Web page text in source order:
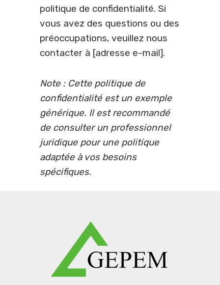
politique de confidentialité. Si
vous avez des questions ou des
préoccupations, veuillez nous
contacter à [adresse e-mail].
Note : Cette politique de
confidentialité est un exemple
générique. Il est recommandé
de consulter un professionnel
juridique pour une politique
adaptée à vos besoins
spécifiques.